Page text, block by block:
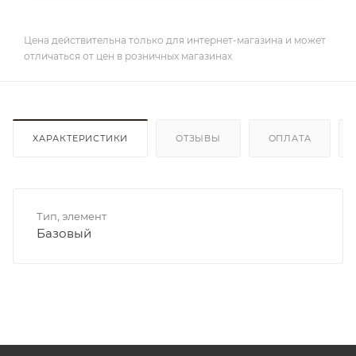
Цена действительна только для интернет-магазина и может
отличаться от цен в розничных магазинах
ХАРАКТЕРИСТИКИ ОТЗЫВЫ ОПЛАТА
Тип, элемент
Базовый